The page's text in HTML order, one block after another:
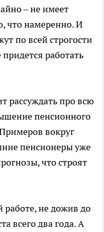
– не имеет
что намеренно. И
по всей строгости
работать
рассуждать про всю
пенсионного
вокруг
пенсионеры уже
что строят
работе, не дожив до
всего два года. А